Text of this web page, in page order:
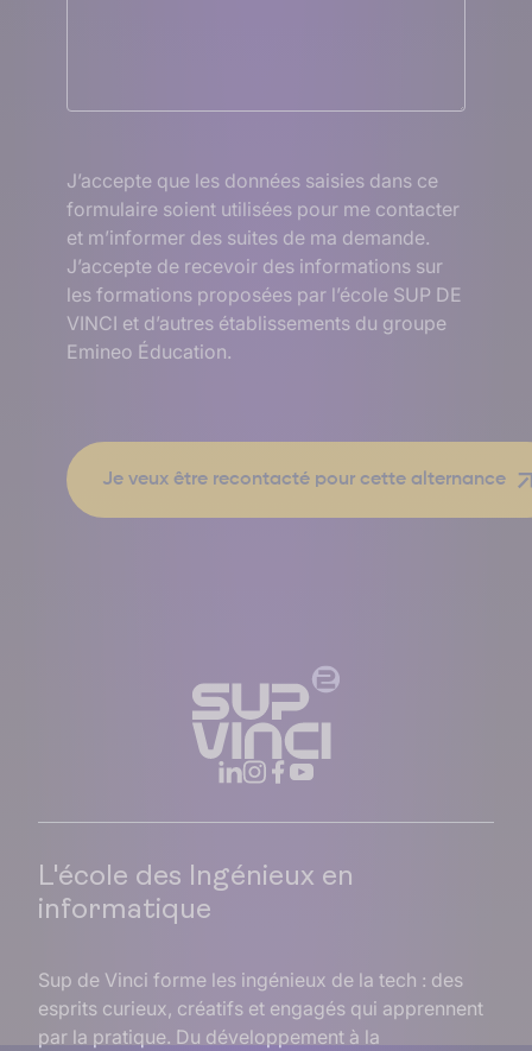
RGPD
J’accepte que les données saisies dans ce
formulaire soient utilisées pour me contacter
et m’informer des suites de ma demande.
J’accepte de recevoir des informations sur
les formations proposées par l’école SUP DE
VINCI et d’autres établissements du groupe
Emineo Éducation.
L'école des Ingénieux en
informatique
Sup de Vinci forme les ingénieux de la tech : des
esprits curieux, créatifs et engagés qui apprennent
par la pratique. Du développement à la